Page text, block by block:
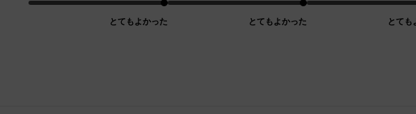
とてもよかった とてもよかった とても